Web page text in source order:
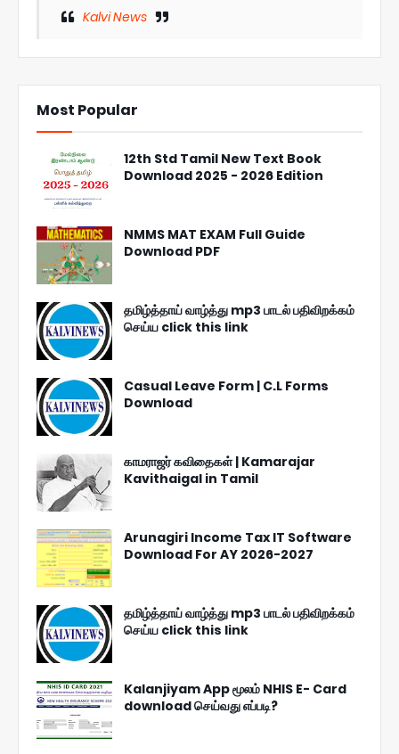
Kalvi News
Most Popular
12th Std Tamil New Text Book
Download 2025 - 2026 Edition
NMMS MAT EXAM Full Guide
Download PDF
தமிழ்த்தாய் வாழ்த்து mp3 பாடல் பதிவிறக்கம்
செய்ய click this link
Casual Leave Form | C.L Forms
Download
காமராஜர் கவிதைகள் | Kamarajar
Kavithaigal in Tamil
Arunagiri Income Tax IT Software
Download For AY 2026-2027
தமிழ்த்தாய் வாழ்த்து mp3 பாடல் பதிவிறக்கம்
செய்ய click this link
Kalanjiyam App மூலம் NHIS E- Card
download செய்வது எப்படி?